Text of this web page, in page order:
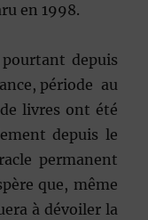
en 1998.
depuis
période au
livres ont été
depuis le
permanent
que, même
à dévoiler la